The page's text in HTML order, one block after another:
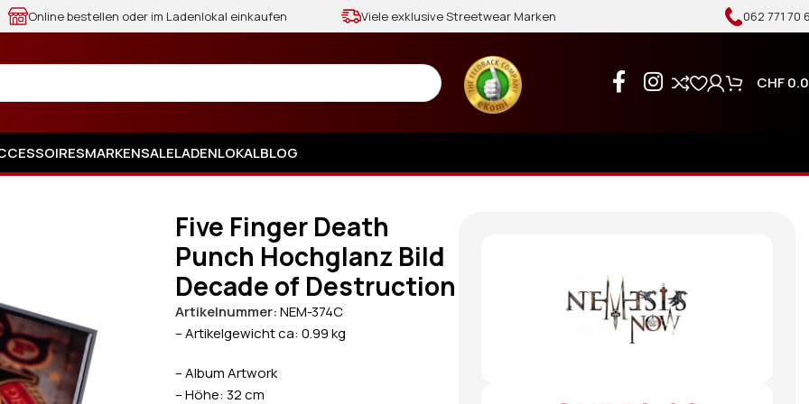
Online bestellen oder im Ladenlokal einkaufen Viele exklusive Streetwear Marken 062 771 70
CHF
MARKENSALELADENLOKALBLOG
Hochglanz Bild Decade of Destruction
Five Finger Death
Punch Hochglanz Bild
Decade of Destruction
Artikelnummer:NEM-374C
– Artikelgewicht ca: 0.99 kg
– Album Artwork
– Höhe: 32 cm